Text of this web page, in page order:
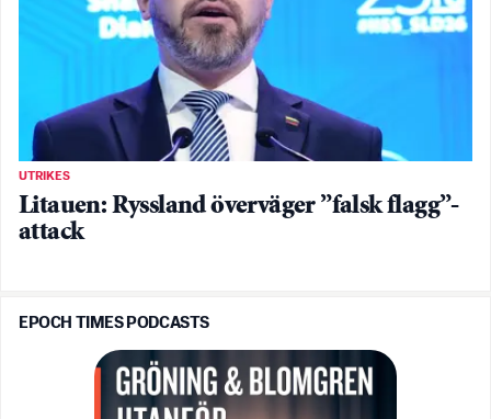
UTRIKES
Litauen: Ryssland överväger ”falsk flagg”-
attack
EPOCH TIMES PODCASTS